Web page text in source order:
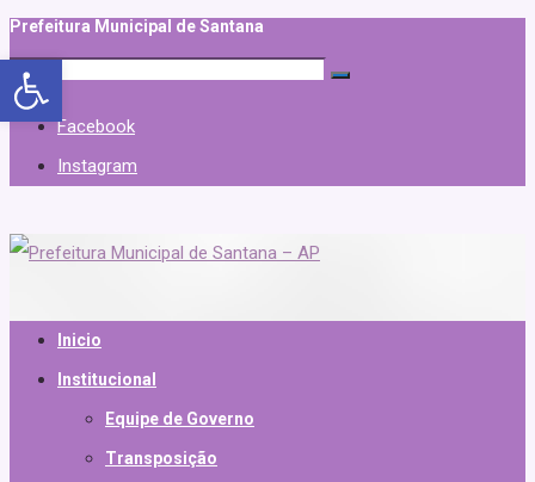
Prefeitura Municipal de Santana
Facebook
Instagram
Inicio
Institucional
Equipe de Governo
Transposição
Abrir a barra de ferramentas